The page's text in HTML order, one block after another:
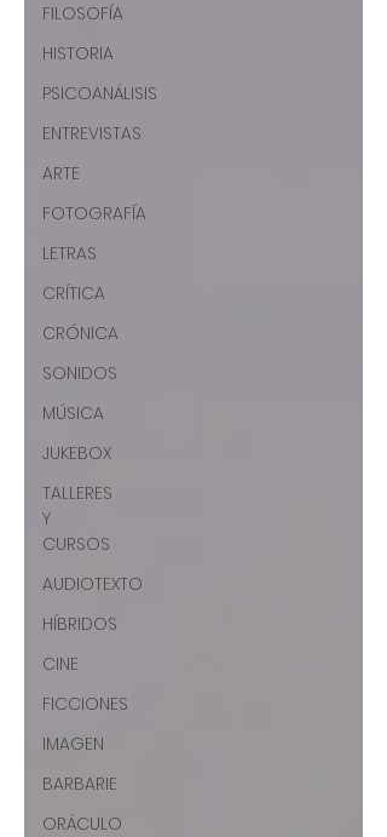
FILOSOFÍA
HISTORIA
PSICOANÁLISIS
ENTREVISTAS
ARTE
FOTOGRAFÍA
LETRAS
CRÍTICA
CRÓNICA
SONIDOS
MÚSICA
JUKEBOX
TALLERES
Y
CURSOS
AUDIOTEXTO
HÍBRIDOS
CINE
FICCIONES
IMAGEN
BARBARIE
ORÁCULO